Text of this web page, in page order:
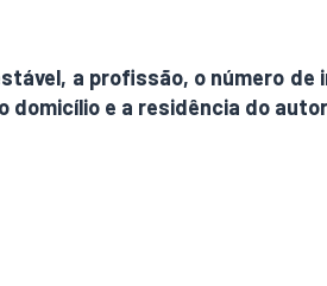
a profissão, o número
e a residência do